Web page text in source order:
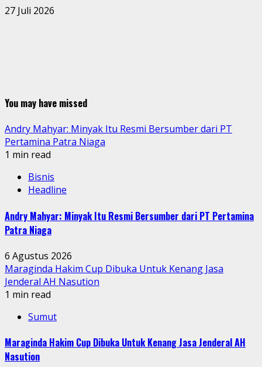
27 Juli 2026
You may have missed
Andry Mahyar: Minyak Itu Resmi Bersumber dari PT
Pertamina Patra Niaga
1 min read
Bisnis
Headline
Andry Mahyar: Minyak Itu Resmi Bersumber dari PT Pertamina
Patra Niaga
6 Agustus 2026
Maraginda Hakim Cup Dibuka Untuk Kenang Jasa
Jenderal AH Nasution
1 min read
Sumut
Maraginda Hakim Cup Dibuka Untuk Kenang Jasa Jenderal AH
Nasution